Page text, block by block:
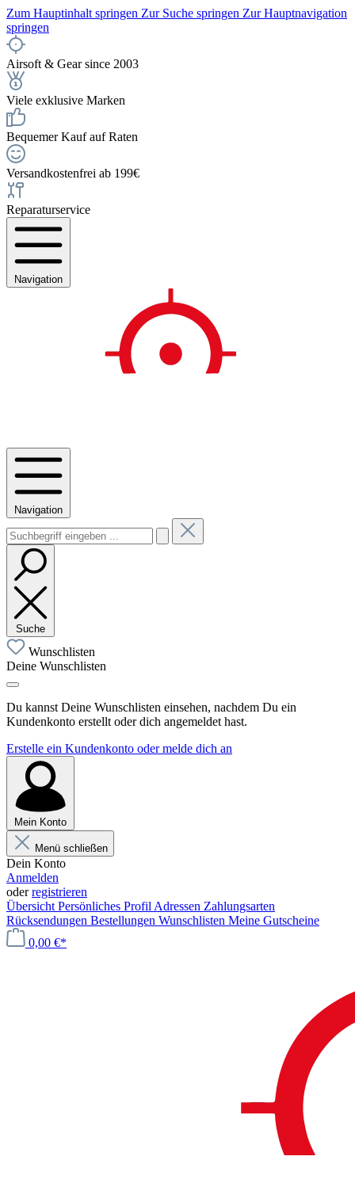
Zum Hauptinhalt springen Zur Suche springen Zur Hauptnavigation
springen
Airsoft & Gear since 2003
Viele exklusive Marken
Bequemer Kauf auf Raten
Versandkostenfrei ab 199€
Reparaturservice
Navigation
Navigation
Suche
Wunschlisten
Deine Wunschlisten
Du kannst Deine Wunschlisten einsehen, nachdem Du ein
Kundenkonto erstellt oder dich angemeldet hast.
Erstelle ein Kundenkonto oder melde dich an
Mein Konto
Menü schließen
Dein Konto
Anmelden
oderregistrieren
Übersicht Persönliches Profil Adressen Zahlungsarten
Rücksendungen Bestellungen Wunschlisten Meine Gutscheine
0,00 €*